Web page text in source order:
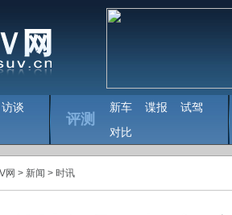
访谈
评测
新车 谍报
试驾
对比
网 > 新闻 > 时讯